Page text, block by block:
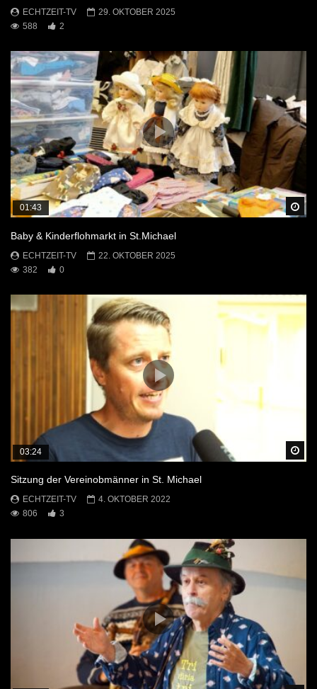
ECHTZEIT-TV
29. OKTOBER 2025
588
2
01:43
Baby & Kinderflohmarkt in St.Michael
ECHTZEIT-TV
22. OKTOBER 2025
382
0
03:24
Sitzung der Vereinobmänner in St. Michael
ECHTZEIT-TV
4. OKTOBER 2022
806
3